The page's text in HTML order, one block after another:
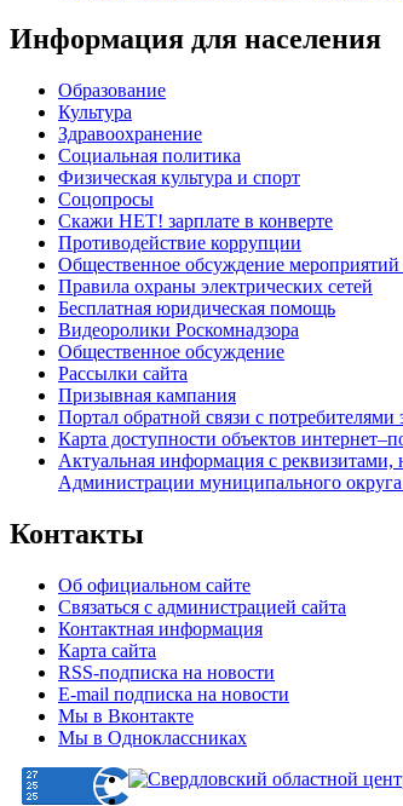
Информация для населения
Образование
Культура
Здравоохранение
Социальная политика
Физическая культура и спорт
Соцопросы
Скажи НЕТ! зарплате в конверте
Противодействие коррупции
Общественное обсуждение
Правила охраны электрических сетей
Бесплатная юридическая помощь
Видеоролики Роскомнадзора
Общественное обсуждение
Рассылки сайта
Призывная кампания
Портал обратной связи с потребителями
Карта доступности объектов
Актуальная информация с
Администрации муниципального
Контакты
Об официальном сайте
Связаться с администрацией сайта
Контактная информация
Карта сайта
RSS-подписка на новости
E-mail подписка на новости
Мы в Вконтакте
Мы в Одноклассниках